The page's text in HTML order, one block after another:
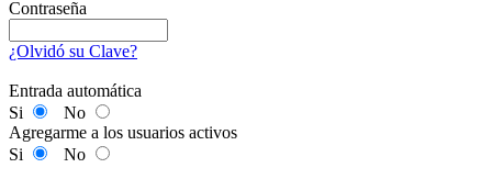
Contraseña
¿Olvidó su Clave?
Entrada automática
Si
No
Agregarme a los usuarios activos
Si
No